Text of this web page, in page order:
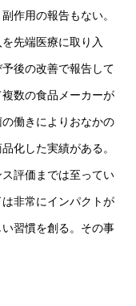
作用の報告もない。
先端医療に取り入
後の改善で報告して
数の食品メーカーが
働きによりおなかの
化した実績がある。
評価までは至ってい
非常にインパクトが
習慣を創る。その事